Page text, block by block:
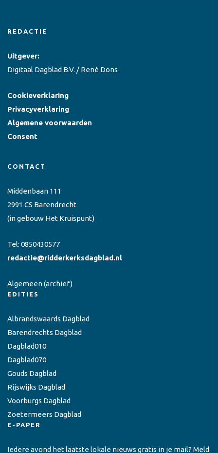
REDACTIE
Uitgever:
Digitaal Dagblad B.V. / René Dons
Cookieverklaring
Privacyverklaring
Algemene voorwaarden
Consent
CONTACT
Middenbaan 111
2991 CS Barendrecht
(in gebouw Het Kruispunt)
Tel: 0850430577
redactie@ridderkerksdagblad.nl
Algemeen(archief)
EDITIES
Albrandswaards Dagblad
Barendrechts Dagblad
Dagblad010
Dagblad070
Gouds Dagblad
Rijswijks Dagblad
Voorburgs Dagblad
Zoetermeers Dagblad
E-PAPER
Iedere avond het laatste lokale nieuws gratis in je mail? Meld